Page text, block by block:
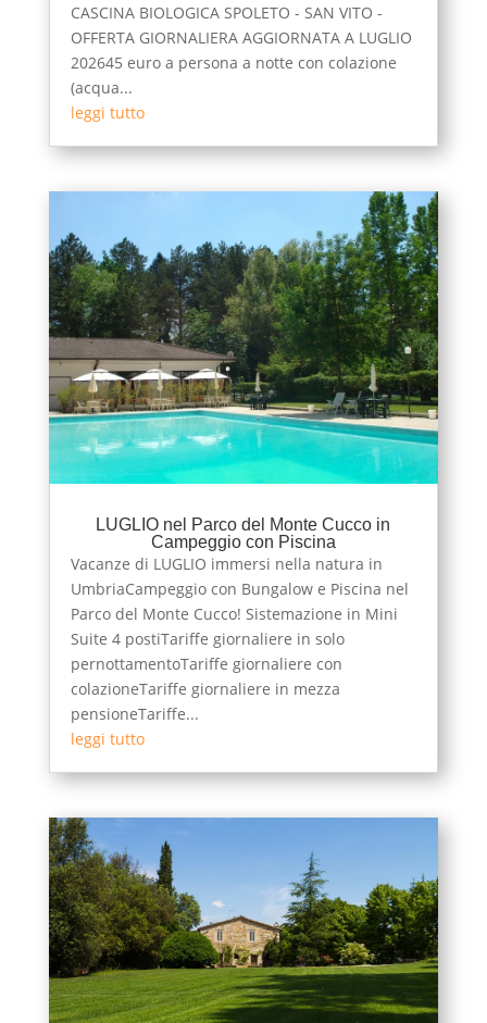
CASCINA BIOLOGICA SPOLETO - SAN VITO -
OFFERTA GIORNALIERA AGGIORNATA A LUGLIO
202645 euro a persona a notte con colazione
(acqua...
leggi tutto
LUGLIO nel Parco del Monte Cucco in
Campeggio con Piscina
Vacanze di LUGLIO immersi nella natura in
UmbriaCampeggio con Bungalow e Piscina nel
Parco del Monte Cucco! Sistemazione in Mini
Suite 4 postiTariffe giornaliere in solo
pernottamentoTariffe giornaliere con
colazioneTariffe giornaliere in mezza
pensioneTariffe...
leggi tutto